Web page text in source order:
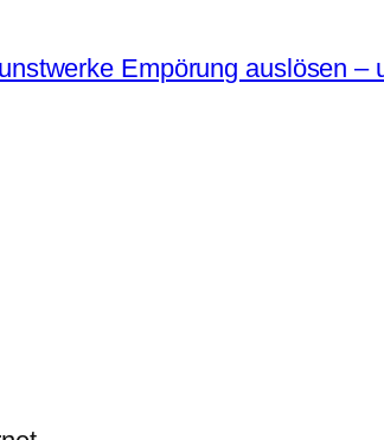
Empörung auslösen –